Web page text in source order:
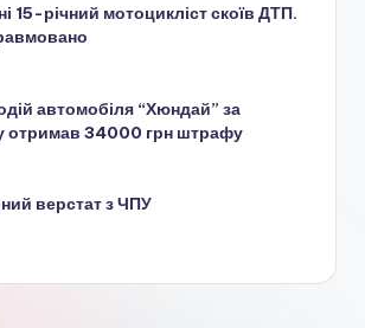
15-річний мотоцикліст скоїв ДТП.
автомобіля “Хюндай” за
отримав 34000 грн штрафу
верстат з ЧПУ